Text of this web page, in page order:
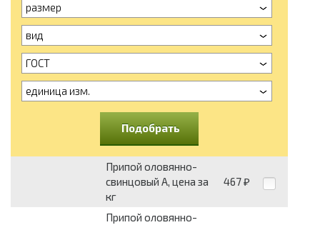
размер
вид
ГОСТ
единица изм.
Подобрать
Припой оловянно-
свинцовый А, цена за
кг
467 ₽
Припой оловянно-